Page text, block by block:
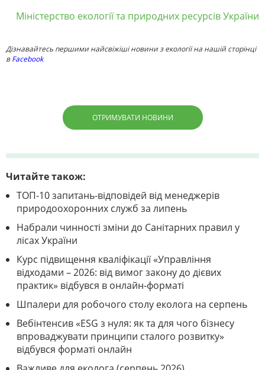
Міністерство екології та природних ресурсів України
Дізнавайтесь першими найсвіжіші новини з екології на нашій сторінці
вFacebook
ОТРИМУВАТИ НОВИНИ
Читайте також:
ТОП-10 запитань-відповідей від менеджерів
природоохоронних служб за липень
Набрали чинності зміни до Санітарних правил у
лісах України
Курс підвищення кваліфікації «Управління
відходами – 2026: від вимог закону до дієвих
практик» відбувся в онлайн-форматі
Шпалери для робочого столу еколога на серпень
Вебінтенсив «ESG з нуля: як та для чого бізнесу
впроваджувати принципи сталого розвитку»
відбувся форматі онлайн